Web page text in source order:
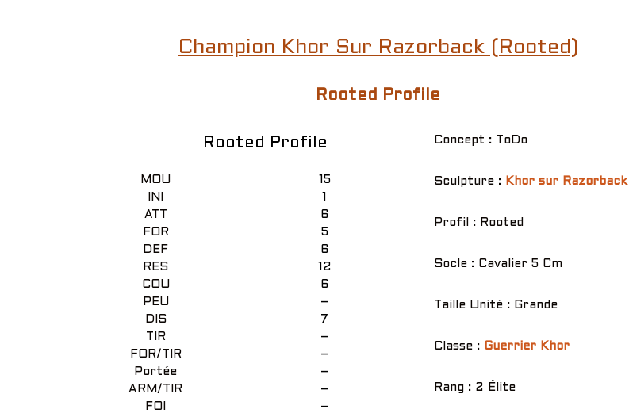
Champion Khor Sur Razorback (Rooted)
Rooted Profile
Rooted Profile
MOU
INI
ATT
FOR
DEF
RES
COU
PEU
DIS
TIR
FOR/TIR
Portée
ARM/TIR
FOI
15
6
5
6
12
6
–
7
–
–
–
–
–
Concept : ToDo
Sculpture : Khor sur Razorback
Profil : Rooted
Socle : Cavalier 5 Cm
Taille Unité : Grande
Classe : Guerrier Khor
Rang : 2 Élite